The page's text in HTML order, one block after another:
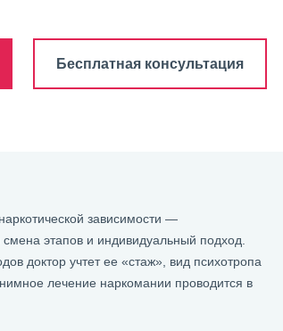
Бесплатная консультация
зависимости —
этапов и индивидуальный подход.
доктор учтет ее «стаж», вид психотропа
лечение наркомании проводится в